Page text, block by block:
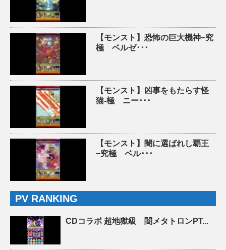
【モンスト】恐怖の巨大機神−究
極 ベルゼ･･･
【モンスト】凶事をもたらす怪
猫-極 ニー･･･
【モンスト】闇に選ばれし覇王
−究極 ベル･･･
PV RANKING
CDコラボ 超地獄級 闇メタトロンPT...